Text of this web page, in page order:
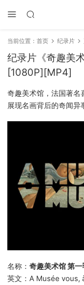
当前位置： 首页 纪录片
纪录片《奇趣美
[1080P][MP4]
奇趣美术馆，法国著名
展现名画背后的奇闻异
名称： 奇趣美术馆 第一
英文：A Musée vous,